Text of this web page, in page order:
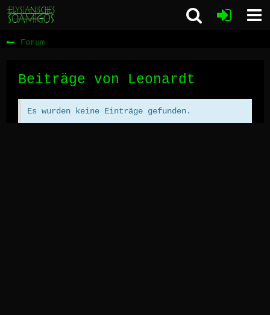
Forum
Beiträge von Leonardt
Es wurden keine Einträge gefunden.